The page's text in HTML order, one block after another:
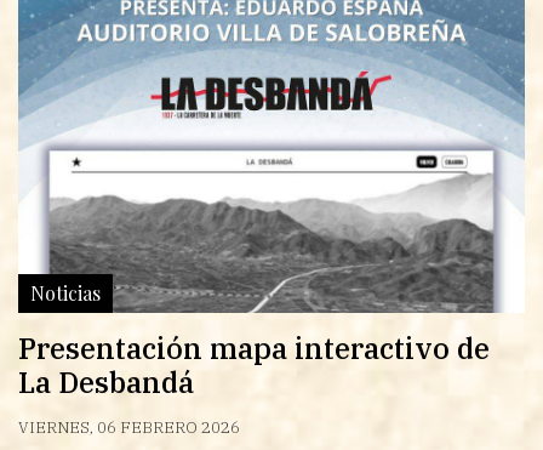
Noticias
Presentación mapa interactivo de
La Desbandá
VIERNES, 06 FEBRERO 2026